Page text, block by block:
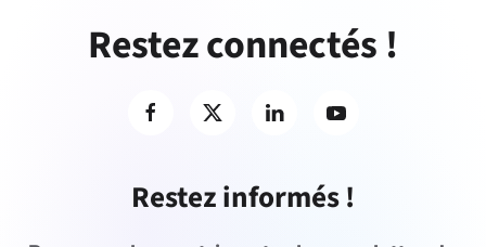
Restez connectés !
Restez informés !